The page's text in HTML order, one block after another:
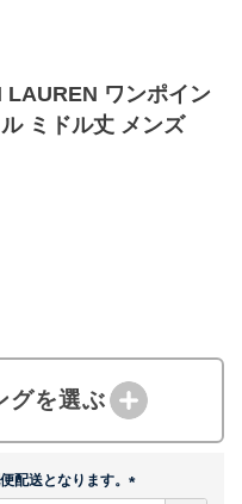
ワンポイン
ミドル丈 メンズ
グを選ぶ
配送となります。